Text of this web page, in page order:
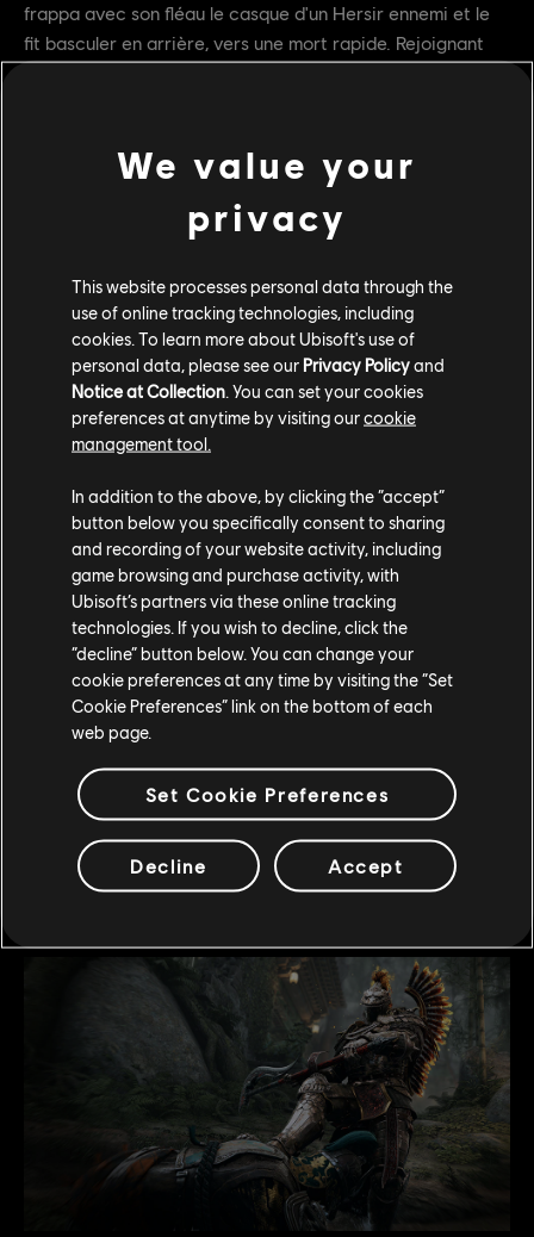
frappa avec son fléau le casque d'un Hersir ennemi et le
fit basculer en arrière, vers une mort rapide. Rejoignant
intimidants, prêts à les intercepter. Devançant Stone, il
fléchit son corps en armure et survola les plaines comme
un aigle métallique prédateur. D'un bond, il se retrouva en
hache d'armes.
« Tu devrais revoir tes calculs, Stone, ou aller chercher un
plus grand fléau ! » Holden éclata de rire au milieu de son
cercle de cadavres. Malgré leur enthousiasme, cette
bataille n'avait pas commencé en leur faveur, mais grâce
à leur petite compétition et à leur coordination, le vent
« Peut-être l'Histoire retiendra-t-elle le récit de cette
bataille... avec un ou deux enjolivements de mon cru, bien
sûr », lança Stone en faisant un clin d'œil à Holden alors
qu'il attirait un Berserker fou pour mieux l'achever
ensemble dans un assaut uni.
« Peut-être que nous nous battons... pour qu'il n'y ait pas
besoin d'enjoliver les choses. Pour rester dans les
humanité ! » Holden pesait chaque mot à chaque coup de
sa hache, qui fendait des légions entières de Vikings
ennemis.
Stone partit d'un rire hystérique et explosif. « Mon ami, tu
We value your
privacy
This website processes personal data through the
use of online tracking technologies, including
cookies. To learn more about Ubisoft's use of
personal data, please see our Privacy Policyand
Notice at Collection . You can set your cookies
preferences at anytime by visiting ourcookie
management tool.
In addition to the above, by clicking the “accept”
button below you specifically consent to sharing
and recording of your website activity, including
game browsing and purchase activity, with
Ubisoft’s partners via these online tracking
technologies. If you wish to decline, click the
“decline” button below. You can change your
cookie preferences at any time by visiting the “Set
Cookie Preferences” link on the bottom of each
web page.
Set Cookie Preferences
Decline Accept